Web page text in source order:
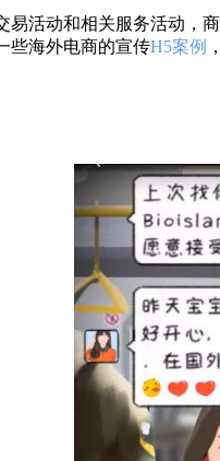
易活动和相关服务活动，
些海外电商的宣传H5案例